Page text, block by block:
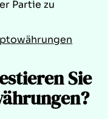
Partie zu
Sie